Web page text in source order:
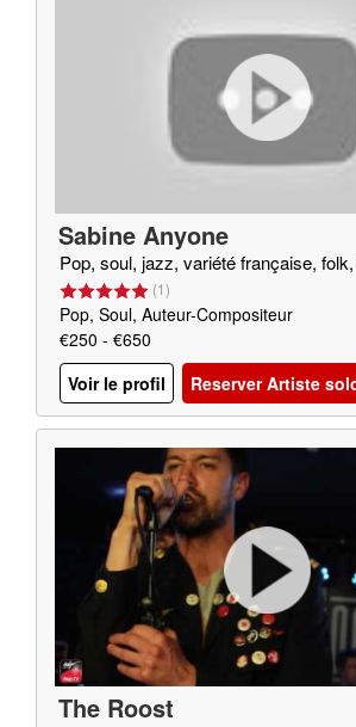
Sabine Anyone
Pop, soul, jazz, variété française,
(1)
Pop, Soul, Auteur-Compositeur
€250 - €650
Voir le profil
Reserver Artiste
The Roost